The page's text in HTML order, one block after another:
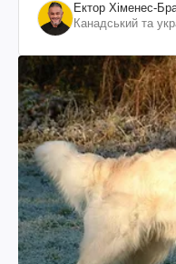
Ектор Хіменес-
Канадський та